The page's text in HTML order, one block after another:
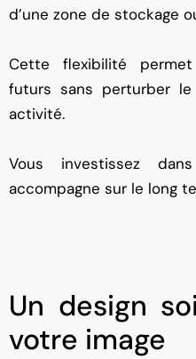
d’une zone de stockage
Cette flexibilité
futurs sans perturber
activité.
Vous investissez
accompagne sur le long
Un design
votre image